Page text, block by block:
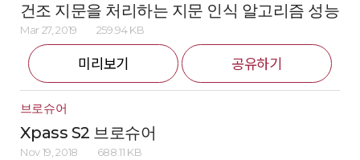
건조 지문을 처리하는 지문 인식 알고리즘 성능
Mar 27, 2019 259.94 KB
미리보기 공유하기
브로슈어
Xpass S2 브로슈어
Nov 19, 2018 688.11 KB